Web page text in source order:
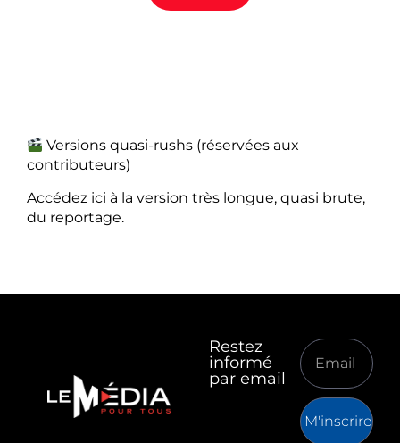
Versions quasi-rushs (réservées aux
contributeurs)
Accédez ici à la version très longue, quasi brute,
du reportage.
Restez
informé
par email
M'inscrire